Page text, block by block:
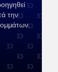
την